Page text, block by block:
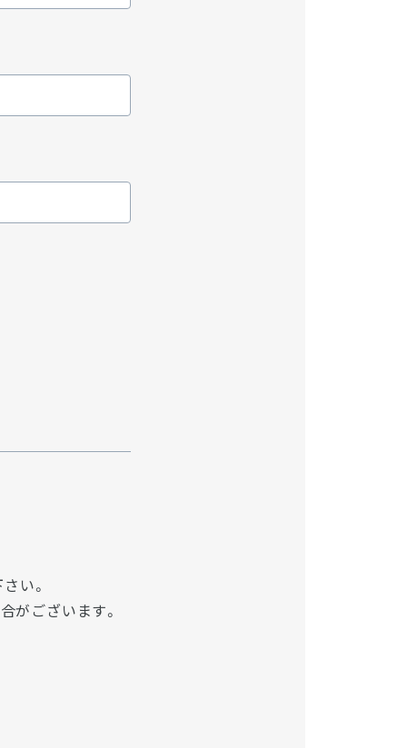
い。
がございます。